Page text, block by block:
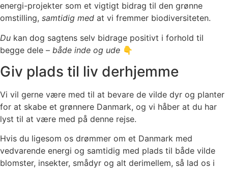
energi-projekter som et vigtigt bidrag til den grønne
omstilling, samtidig med at vi fremmer biodiversiteten.
Du kan dog sagtens selv bidrage positivt i forhold til
begge dele – både inde og ude 👇
Giv plads til liv derhjemme
Vi vil gerne være med til at bevare de vilde dyr og planter
for at skabe et grønnere Danmark, og vi håber at du har
lyst til at være med på denne rejse.
Hvis du ligesom os drømmer om et Danmark med
vedvarende energi og samtidig med plads til både vilde
blomster, insekter, smådyr og alt derimellem, så lad os i